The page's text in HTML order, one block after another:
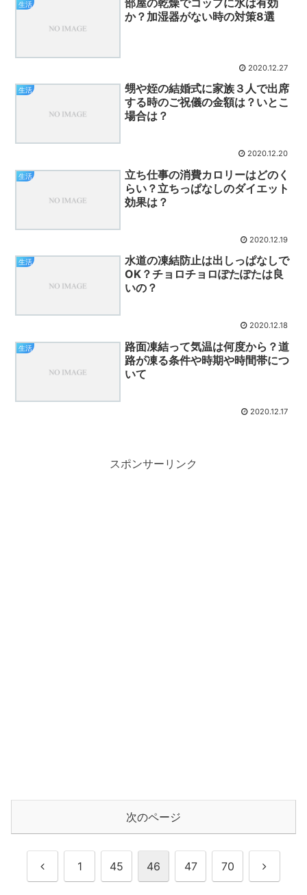
生活
部屋の乾燥でコップに水は有効
か？加湿器がない時の対策8選
2020.12.27
生活
甥や姪の結婚式に家族３人で出席
する時のご祝儀の金額は？いとこ
場合は？
2020.12.20
生活
立ち仕事の消費カロリーはどのく
らい？立ちっぱなしのダイエット
効果は？
2020.12.19
生活
水道の凍結防止は出しっぱなしで
OK？チョロチョロぽたぽたは良
いの？
2020.12.18
生活
路面凍結って気温は何度から？道
路が凍る条件や時期や時間帯につ
いて
2020.12.17
スポンサーリンク
次のページ
前 1 45 46 47 70 次